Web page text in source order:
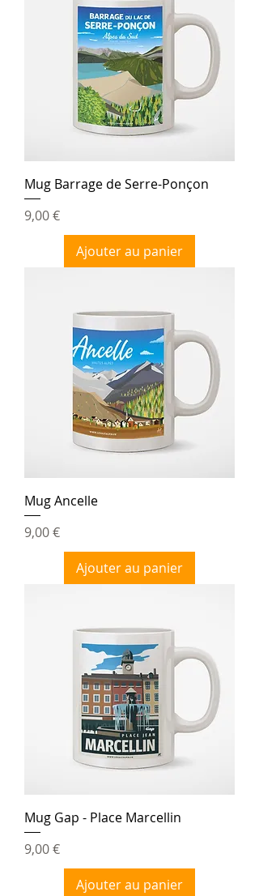
Mug Barrage de Serre-Ponçon
Prix
9,00 €
Ajouter au panier
Mug Ancelle
Prix
9,00 €
Ajouter au panier
Mug Gap - Place Marcellin
Prix
9,00 €
Ajouter au panier